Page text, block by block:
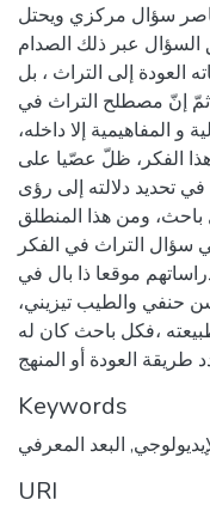
سؤال مركزي ويحتل
السؤال عبر ذلك الصدام
العودة إلى التراث ، بل
إنّ مصطلح التراث في
و المفاهيمية إلا داخله،
الفكر، ظلّ عصّيا على
تحديد دلالته إلى رؤى
باحث، ومن هذا المنطلق
سؤال التراث في الفكر
موقعا ذا بال في
حنفي والطيب تيزيني،
،فكل باحث كان له
Keywords
, البعد المعرفي
URI